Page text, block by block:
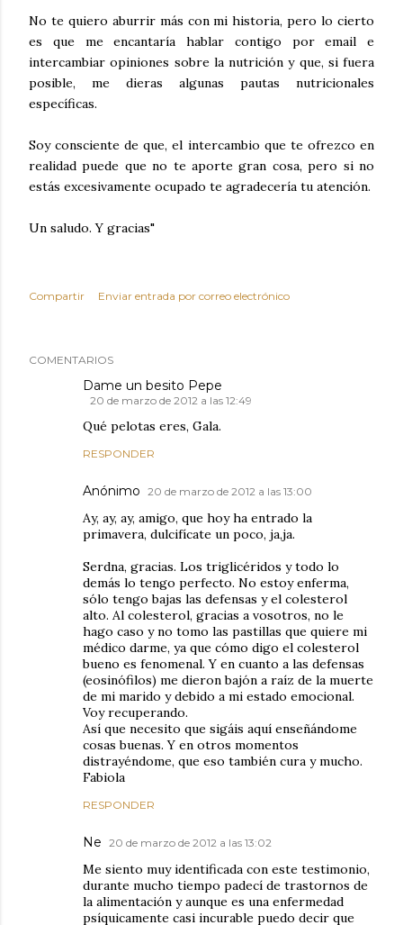
No te quiero aburrir más con mi historia, pero lo cierto
es que me encantaría hablar contigo por email e
intercambiar opiniones sobre la nutrición y que, si fuera
posible, me dieras algunas pautas nutricionales
específicas.
Soy consciente de que, el intercambio que te ofrezco en
realidad puede que no te aporte gran cosa, pero si no
estás excesivamente ocupado te agradecería tu atención.
Un saludo. Y gracias"
Compartir Enviar entrada por correo electrónico
COMENTARIOS
Dame un besito Pepe
20 de marzo de 2012 a las 12:49
Qué pelotas eres, Gala.
RESPONDER
Anónimo 20 de marzo de 2012 a las 13:00
Ay, ay, ay, amigo, que hoy ha entrado la
primavera, dulcifícate un poco, ja,ja.
Serdna, gracias. Los triglicéridos y todo lo
demás lo tengo perfecto. No estoy enferma,
sólo tengo bajas las defensas y el colesterol
alto. Al colesterol, gracias a vosotros, no le
hago caso y no tomo las pastillas que quiere mi
médico darme, ya que cómo digo el colesterol
bueno es fenomenal. Y en cuanto a las defensas
(eosinófilos) me dieron bajón a raíz de la muerte
de mi marido y debido a mi estado emocional.
Voy recuperando.
Así que necesito que sigáis aquí enseñándome
cosas buenas. Y en otros momentos
distrayéndome, que eso también cura y mucho.
Fabiola
RESPONDER
Ne 20 de marzo de 2012 a las 13:02
Me siento muy identificada con este testimonio,
durante mucho tiempo padecí de trastornos de
la alimentación y aunque es una enfermedad
psíquicamente casi incurable puedo decir que